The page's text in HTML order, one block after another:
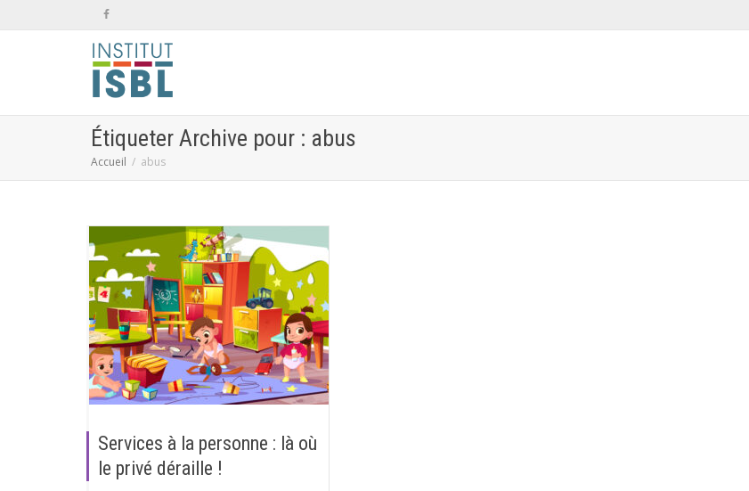
Étiqueter Archive pour : abus
Accueil abus
Services à la personne : là où
le privé déraille !